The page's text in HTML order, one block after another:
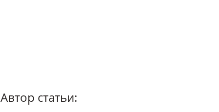
Автор статьи: